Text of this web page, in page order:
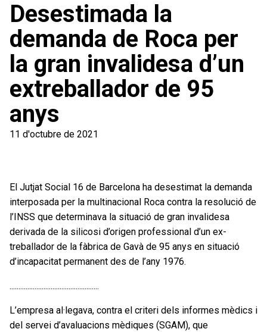
Desestimada la
demanda de Roca per
la gran invalidesa d’un
extreballador de 95
anys
11 d'octubre de 2021
El Jutjat Social 16 de Barcelona ha desestimat la demanda
interposada per la multinacional Roca contra la resolució de
l’INSS que determinava la situació de gran invalidesa
derivada de la silicosi d’origen professional d’un ex-
treballador de la fàbrica de Gavà de 95 anys en situació
d’incapacitat permanent des de l’any 1976.
..................................................
L’empresa al·legava, contra el criteri dels informes mèdics i
del servei d’avaluacions mèdiques (SGAM), que